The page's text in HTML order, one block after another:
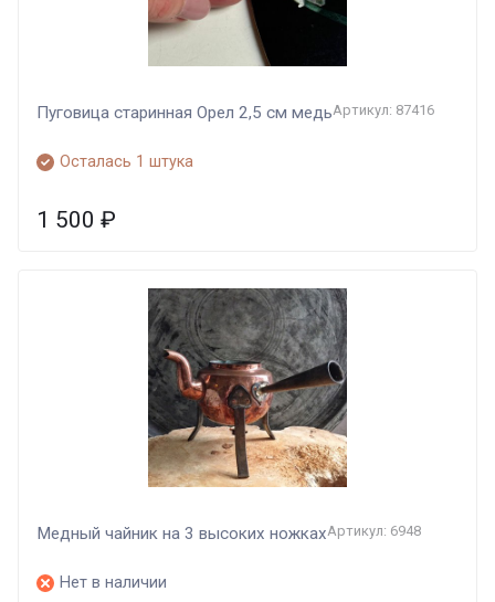
Пуговица старинная Орел 2,5 см медьАртикул: 87416
Осталась 1 штука
1 500 ₽
Медный чайник на 3 высоких ножкахАртикул: 6948
Нет в наличии